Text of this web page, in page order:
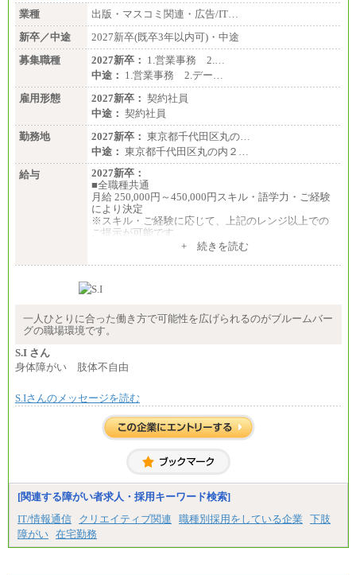
業種
出版・マスコミ関連・広告/IT…
新卒／中途
2027新卒(既卒3年以内可)・中途
募集職種
2027新卒： 1.営業事務 2.…
中途： 1.営業事務 2.デー…
雇用形態
2027新卒： 契約社員
中途： 契約社員
勤務地
2027新卒： 東京都千代田区丸の…
中途： 東京都千代田区丸の内２…
給与
2027新卒：
■全職種共通
月給 250,000円～450,000円スキル・語学力・ご経験
により決定
※スキル・ご経験に応じて、上記のレンジ以上での
ご提示が可能です
※短時間勤務制度(週３０時間）を利用しない場合の
中途：
月給 250,000円～450,000円スキル・語学力・ご経験
※スキル・ご経験に応じて、上記のレンジ以上での
ご提示が可能です
※短時間勤務制度(週３０時間）を利用しない場合の
+ 続きを読む
一人ひとりに合った働き方で可能性を広げられるのがブルームバー
グの職場環境です。
S.I さん
身体障がい 肢体不自由
S.Iさんのメッセージを読む
[関連する障がい者求人・採用キーワード検索]
IT/情報通信
クリエイティブ関連 職種別採用をしている企業
下肢
障がい 在宅勤務